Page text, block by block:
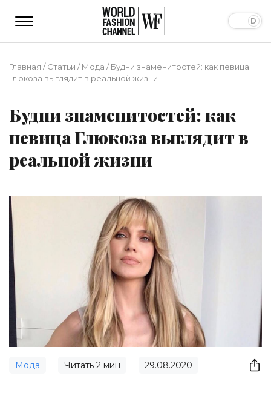
Главная /Статьи /Мода /Будни знаменитостей: как певица
Глюкоза выглядит в реальной жизни
Будни знаменитостей: как
певица Глюкоза выглядит в
реальной жизни
Мода Читать 2 мин 29.08.2020